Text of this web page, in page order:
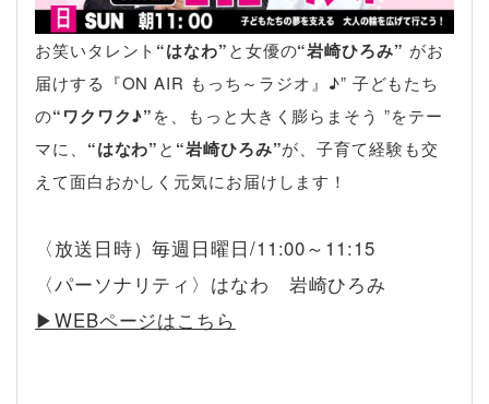
お笑いタレント “はなわ”と女優の“岩崎ひろみ” がお
届けする『ON AIR もっち～ラジオ』♪” 子どもたち
の“ワクワク♪”を、もっと大きく膨らまそう ”をテー
マに、 “はなわ”と “岩崎ひろみ”が、子育て経験も交
えて面白おかしく元気にお届けします！
〈放送日時）毎週日曜日/11:00～11:15
〈パーソナリティ〉はなわ 岩崎ひろみ
▶︎WEBページはこちら